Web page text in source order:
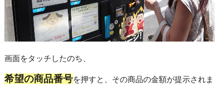
画面をタッチしたのち、
希望の商品番号を押すと、その商品の金額が提示されま